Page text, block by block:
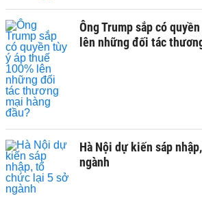
Ông Trump sắp có
lên những đối tác
Hà Nội dự kiến sáp
ngành